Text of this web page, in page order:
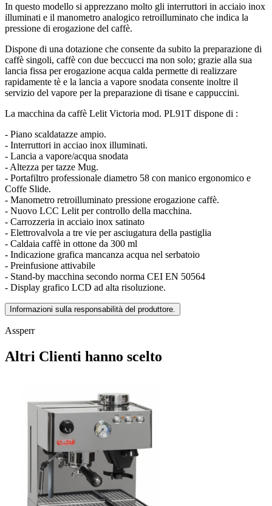
In questo modello si apprezzano molto gli interruttori in acciaio inox
illuminati e il manometro analogico retroilluminato che indica la
pressione di erogazione del caffè.
Dispone di una dotazione che consente da subito la preparazione di
caffè singoli, caffè con due beccucci ma non solo; grazie alla sua
lancia fissa per erogazione acqua calda permette di realizzare
rapidamente tè e la lancia a vapore snodata consente inoltre il
servizio del vapore per la preparazione di tisane e cappuccini.
La macchina da caffè Lelit Victoria mod. PL91T dispone di :
- Piano scaldatazze ampio.
- Interruttori in acciao inox illuminati.
- Lancia a vapore/acqua snodata
- Altezza per tazze Mug.
- Portafiltro professionale diametro 58 con manico ergonomico e
Coffe Slide.
- Manometro retroilluminato pressione erogazione caffè.
- Nuovo LCC Lelit per controllo della macchina.
- Carrozzeria in acciaio inox satinato
- Elettrovalvola a tre vie per asciugatura della pastiglia
- Caldaia caffè in ottone da 300 ml
- Indicazione grafica mancanza acqua nel serbatoio
- Preinfusione attivabile
- Stand-by macchina secondo norma CEI EN 50564
- Display grafico LCD ad alta risoluzione.
Informazioni sulla responsabilità del produttore.
Assperr
Altri Clienti hanno scelto